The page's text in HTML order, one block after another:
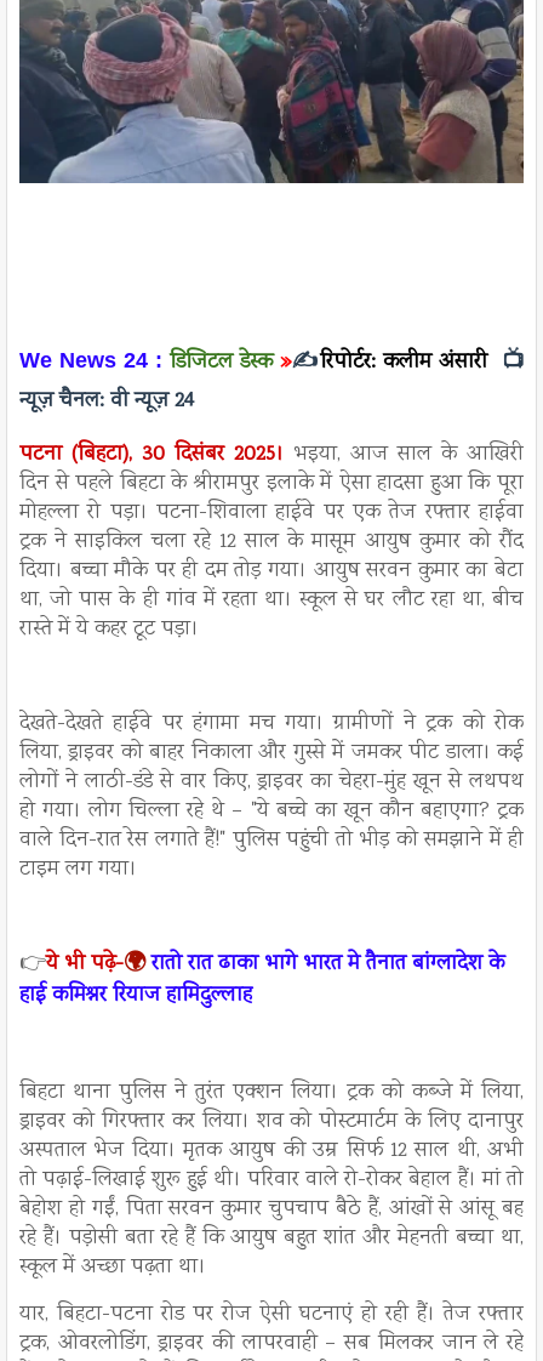
We News 24 : डिजिटल डेस्क »✍️रिपोर्टर: कलीम अंसारी 📺
न्यूज़ चैनल:वी न्यूज़ 24
पटना (बिहटा), 30 दिसंबर 2025। भइया, आज साल के आखिरी
दिन से पहले बिहटा के श्रीरामपुर इलाके में ऐसा हादसा हुआ कि पूरा
मोहल्ला रो पड़ा। पटना-शिवाला हाईवे पर एक तेज रफ्तार हाईवा
ट्रक ने साइकिल चला रहे 12 साल के मासूम आयुष कुमार को रौंद
दिया। बच्चा मौके पर ही दम तोड़ गया। आयुष सरवन कुमार का बेटा
था, जो पास के ही गांव में रहता था। स्कूल से घर लौट रहा था, बीच
रास्ते में ये कहर टूट पड़ा।
देखते-देखते हाईवे पर हंगामा मच गया। ग्रामीणों ने ट्रक को रोक
लिया, ड्राइवर को बाहर निकाला और गुस्से में जमकर पीट डाला। कई
लोगों ने लाठी-डंडे से वार किए, ड्राइवर का चेहरा-मुंह खून से लथपथ
हो गया। लोग चिल्ला रहे थे – "ये बच्चे का खून कौन बहाएगा? ट्रक
वाले दिन-रात रेस लगाते हैं!" पुलिस पहुंची तो भीड़ को समझाने में ही
टाइम लग गया।
👉ये भी पढ़े-🌍रातो रात ढाका भागे भारत मे तैनात बांग्लादेश के
हाई कमिश्नर रियाज हामिदुल्लाह
बिहटा थाना पुलिस ने तुरंत एक्शन लिया। ट्रक को कब्जे में लिया,
ड्राइवर को गिरफ्तार कर लिया। शव को पोस्टमार्टम के लिए दानापुर
अस्पताल भेज दिया। मृतक आयुष की उम्र सिर्फ 12 साल थी, अभी
तो पढ़ाई-लिखाई शुरू हुई थी। परिवार वाले रो-रोकर बेहाल हैं। मां तो
बेहोश हो गईं, पिता सरवन कुमार चुपचाप बैठे हैं, आंखों से आंसू बह
रहे हैं। पड़ोसी बता रहे हैं कि आयुष बहुत शांत और मेहनती बच्चा था,
स्कूल में अच्छा पढ़ता था।
यार, बिहटा-पटना रोड पर रोज ऐसी घटनाएं हो रही हैं। तेज रफ्तार
ट्रक, ओवरलोडिंग, ड्राइवर की लापरवाही – सब मिलकर जान ले रहे